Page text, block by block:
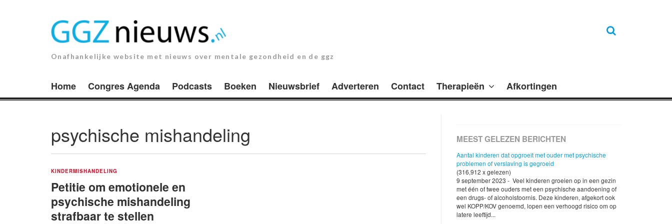
Onafhankelijke website met nieuws over mentale gezondheid en de ggz
Home Congres Agenda Podcasts Boeken Nieuwsbrief Adverteren Contact Therapieën Afkortingen
psychische mishandeling
KINDERMISHANDELING
Petitie om emotionele en
psychische mishandeling
strafbaar te stellen
MEEST GELEZEN BERICHTEN
Aantal kinderen dat opgroeit met ouder met psychische
problemen of verslaving is gegroeid
(316,912 x gelezen)
9 september 2023 - Veel kinderen groeien op in een gezin
met één of twee ouders met een psychische aandoening of
een drugs- of alcoholstoornis. Deze kinderen, afgekort ook
wel KOPP/KOV genoemd, lopen een verhoogd risico om op
latere leeftijd...